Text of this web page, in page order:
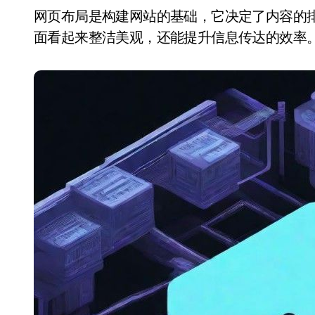
网页布局是构建网站的基础，它决定了内容的排列方式和用户的浏览体验。良好的布局不仅让页
面看起来整洁美观，还能提升信息传达的效率